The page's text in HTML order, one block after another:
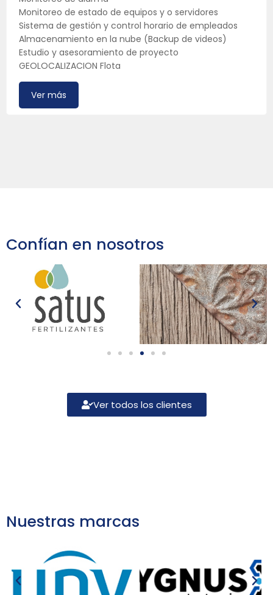
Monitoreo de estado de equipos y o servidores
Sistema de gestión y control horario de empleados
Almacenamiento en la nube (Backup de videos)
Estudio y asesoramiento de proyecto
GEOLOCALIZACION Flota
Ver más
Confían en nosotros
Ver todos los clientes
Nuestras marcas